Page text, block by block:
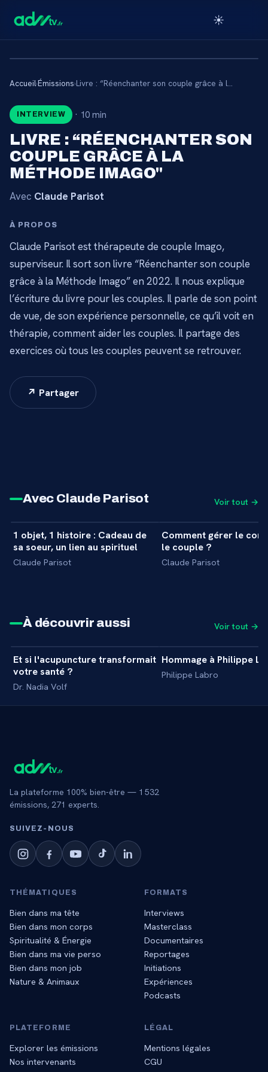
☀️
CONTENU RÉSERVÉ AUX
ABONNÉS
Connectez-vous via votre lien membre, ou
Accueil›Émissions› Livre : “Réenchanter son couple grâce à la méthode Imago"
INTERVIEW · 10 min
LIVRE : “RÉENCHANTER SON
COUPLE GRÂCE À LA
MÉTHODE IMAGO"
Avec Claude Parisot
À PROPOS
Claude Parisot est thérapeute de couple Imago,
superviseur. Il sort son livre “Réenchanter son couple
grâce à la Méthode Imago” en 2022. Il nous explique
l’écriture du livre pour les couples. Il parle de son point
de vue, de son expérience personnelle, ce qu’il voit en
thérapie, comment aider les couples. Il partage des
exercices où tous les couples peuvent se retrouver.
↗ Partager
Avec Claude Parisot Voir tout →
+
1 objet, 1 histoire : Cadeau de
sa soeur, un lien au spirituel
Claude Parisot
INTERVIEW
Comment gérer le
le couple ?
Claude Parisot
À découvrir aussi Voir tout →
MASTERCLASS +
Et si l'acupuncture transformait
votre santé ?
Dr. Nadia Volf
Hommage à Philippe
Philippe Labro
La plateforme 100% bien-être — 1 532
émissions, 271 experts.
SUIVEZ‑NOUS
THÉMATIQUES
Bien dans ma tête
Bien dans mon corps
Spiritualité & Énergie
Bien dans ma vie perso
Bien dans mon job
Nature & Animaux
FORMATS
Interviews
Masterclass
Documentaires
Reportages
Initiations
Expériences
Podcasts
PLATEFORME
Explorer les émissions
Nos intervenants
LÉGAL
Mentions légales
CGU